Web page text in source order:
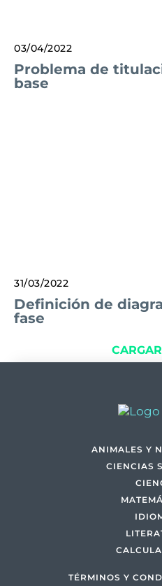
03/04/2022
Problema de
base
31/03/2022
Definición de
fase
ANIMALES Y
CIENCIAS
TÉRMINOS Y